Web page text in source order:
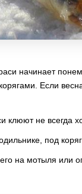
начинает
Если
клюют не всегда
под
на мотыля или